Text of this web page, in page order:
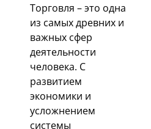
Торговля – это одна
из самых древних и
важных сфер
деятельности
человека. С
развитием
экономики и
усложнением
системы